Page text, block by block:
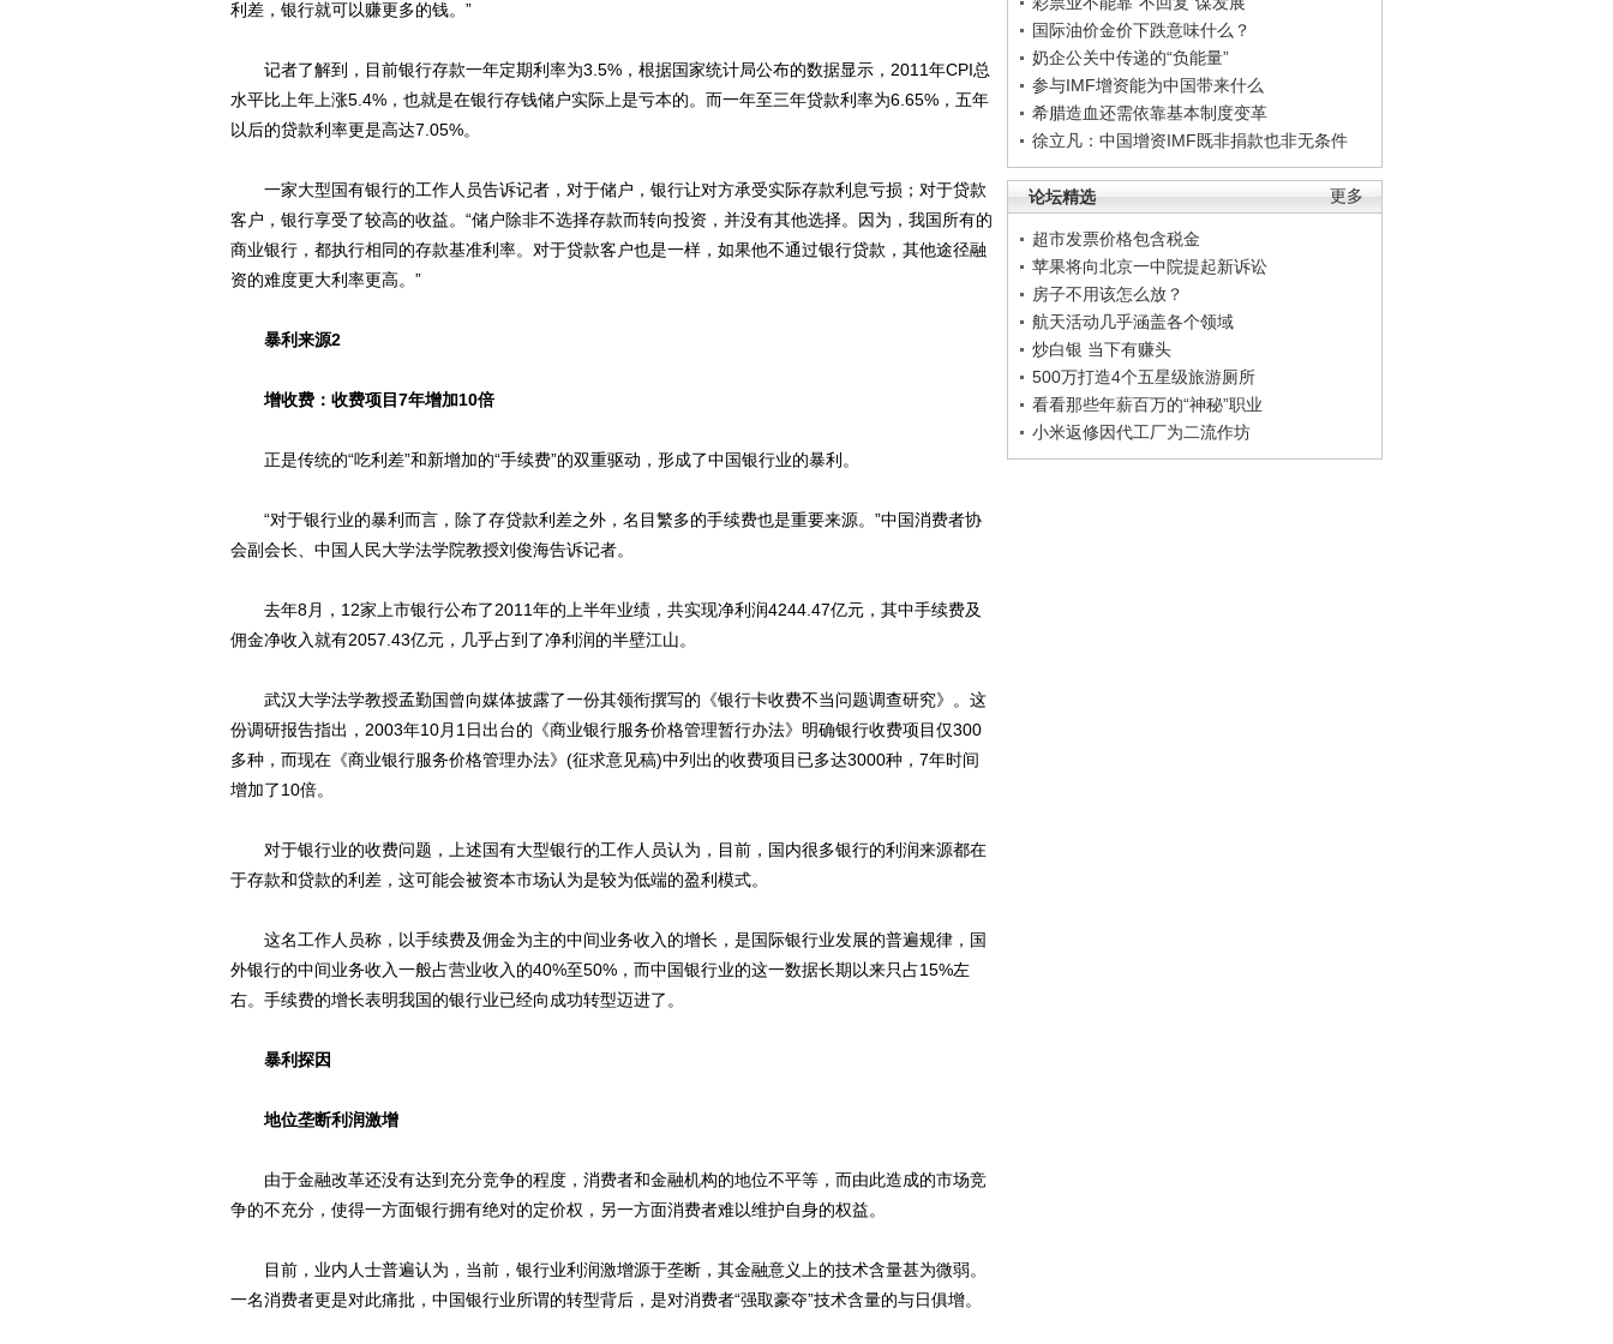
国际油价金价下跌意味什么？
奶企公关中传递的“负能量”
参与IMF增资能为中国带来什么
希腊造血还需依靠基本制度变革
徐立凡：中国增资IMF既非捐款也非无条件
更多
论坛精选
超市发票价格包含税金
苹果将向北京一中院提起新诉讼
房子不用该怎么放？
航天活动几乎涵盖各个领域
炒白银 当下有赚头
500万打造4个五星级旅游厕所
看看那些年薪百万的“神秘”职业
小米返修因代工厂为二流作坊
利差，银行就可以赚更多的钱。”
记者了解到，目前银行存款一年定期利率为3.5%，根据国家统计局公布的数据显示，2011年CPI总
水平比上年上涨5.4%，也就是在银行存钱储户实际上是亏本的。而一年至三年贷款利率为6.65%，五年
以后的贷款利率更是高达7.05%。
一家大型国有银行的工作人员告诉记者，对于储户，银行让对方承受实际存款利息亏损；对于贷款
客户，银行享受了较高的收益。“储户除非不选择存款而转向投资，并没有其他选择。因为，我国所有的
商业银行，都执行相同的存款基准利率。对于贷款客户也是一样，如果他不通过银行贷款，其他途径融
资的难度更大利率更高。”
暴利来源2
增收费：收费项目7年增加10倍
正是传统的“吃利差”和新增加的“手续费”的双重驱动，形成了中国银行业的暴利。
“对于银行业的暴利而言，除了存贷款利差之外，名目繁多的手续费也是重要来源。”中国消费者协
会副会长、中国人民大学法学院教授刘俊海告诉记者。
去年8月，12家上市银行公布了2011年的上半年业绩，共实现净利润4244.47亿元，其中手续费及
佣金净收入就有2057.43亿元，几乎占到了净利润的半壁江山。
武汉大学法学教授孟勤国曾向媒体披露了一份其领衔撰写的《银行卡收费不当问题调查研究》。这
份调研报告指出，2003年10月1日出台的《商业银行服务价格管理暂行办法》明确银行收费项目仅300
多种，而现在《商业银行服务价格管理办法》(征求意见稿)中列出的收费项目已多达3000种，7年时间
增加了10倍。
对于银行业的收费问题，上述国有大型银行的工作人员认为，目前，国内很多银行的利润来源都在
于存款和贷款的利差，这可能会被资本市场认为是较为低端的盈利模式。
这名工作人员称，以手续费及佣金为主的中间业务收入的增长，是国际银行业发展的普遍规律，国
外银行的中间业务收入一般占营业收入的40%至50%，而中国银行业的这一数据长期以来只占15%左
右。手续费的增长表明我国的银行业已经向成功转型迈进了。
暴利探因
地位垄断利润激增
由于金融改革还没有达到充分竞争的程度，消费者和金融机构的地位不平等，而由此造成的市场竞
争的不充分，使得一方面银行拥有绝对的定价权，另一方面消费者难以维护自身的权益。
目前，业内人士普遍认为，当前，银行业利润激增源于垄断，其金融意义上的技术含量甚为微弱。
一名消费者更是对此痛批，中国银行业所谓的转型背后，是对消费者“强取豪夺”技术含量的与日俱增。